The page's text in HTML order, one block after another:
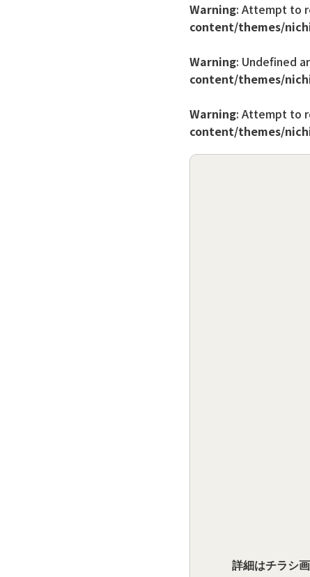
Warning: Attempt to
content/themes/
Warning: Undefined
content/themes/
Warning: Attempt to
content/themes/
詳細はチラシ